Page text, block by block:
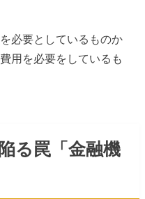
必要としているものか
用を必要をしているも
る罠「金融機